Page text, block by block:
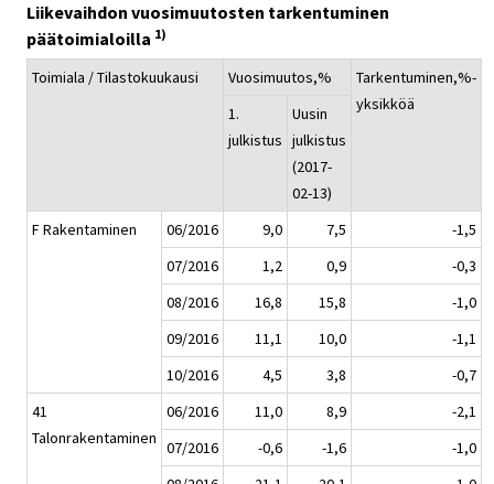
Liikevaihdon vuosimuutosten tarkentuminen
päätoimialoilla 1)
Toimiala / Tilastokuukausi Vuosimuutos,%
Tarkentuminen,%-
yksikköä
1.
julkistus
Uusin
julkistus
(2017-
02-13)
F Rakentaminen
06/2016 9,0 7,5
-1,5
07/2016
1,2 0,9
-0,3
08/2016
16,8 15,8
-1,0
09/2016
11,1 10,0
-1,1
10/2016
4,5 3,8
-0,7
41
Talonrakentaminen
06/2016 11,0 8,9
-2,1
07/2016
-0,6 -1,6
-1,0